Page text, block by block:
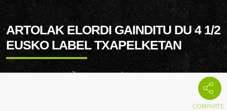
ARTOLAK ELORDI GAINDITU DU 4 1/2
EUSKO LABEL TXAPELKETAN